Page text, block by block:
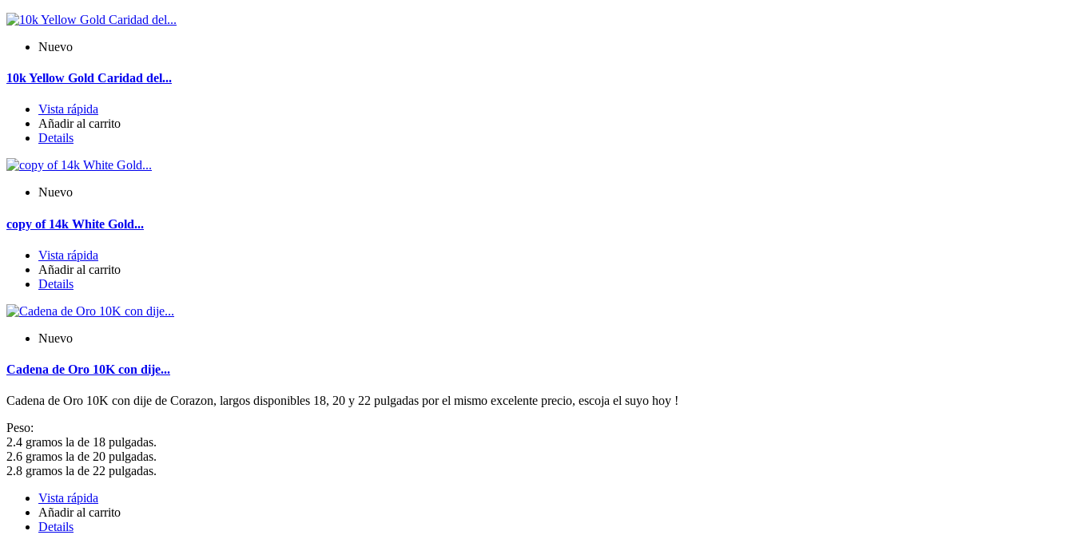
Nuevo
10k Yellow Gold Caridad del...
Vista rápida
Añadir al carrito
Details
Nuevo
copy of 14k White Gold...
Vista rápida
Añadir al carrito
Details
Nuevo
Cadena de Oro 10K con dije...
Cadena de Oro 10K con dije de Corazon, largos disponibles 18, 20 y 22 pulgadas por el mismo excelente precio, escoja el suyo hoy !
Peso:
2.4 gramos la de 18 pulgadas.
2.6 gramos la de 20 pulgadas.
2.8 gramos la de 22 pulgadas.
Vista rápida
Añadir al carrito
Details